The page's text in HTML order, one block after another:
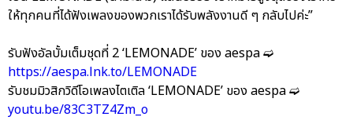
ให้ทุกคนที่ได้ฟังเพลงของพวกเราได้รับพลังงานดี ๆ กลับไปค่ะ”
รับฟังอัลบั้มเต็มชุดที่ 2 ‘LEMONADE’ ของ aespa ➫
https://aespa.lnk.to/LEMONADE
รับชมมิวสิกวิดีโอเพลงไตเติล ‘LEMONADE’ ของ aespa ➫
youtu.be/83C3TZ4Zm_o